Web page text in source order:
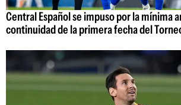
Central Español se impuso por la mínima
continuidad de la primera fecha del